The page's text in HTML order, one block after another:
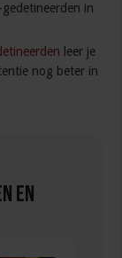
in
leer je
nog beter in
en